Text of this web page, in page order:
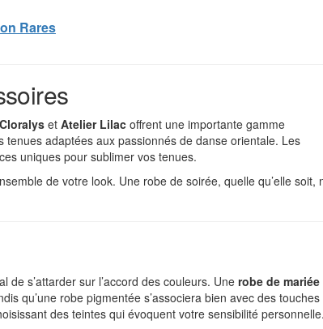
Rares
Cloralys et Atelier Lilac offrent une importante gamme
tenues adaptées aux passionnés de danse orientale. Les
uniques pour sublimer vos tenues.
de votre look. Une robe de soirée, quelle qu’elle soit,
de s’attarder sur l’accord des couleurs. Une robe de mariée
qu’une robe pigmentée s’associera bien avec des touches
des teintes qui évoquent votre sensibilité personnelle.